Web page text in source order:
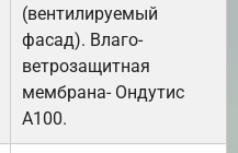
(вентилируемый
фасад). Влаго-
ветрозащитная
мембрана- Ондутис
А100.